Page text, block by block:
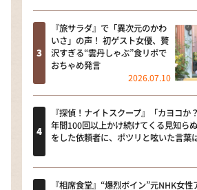
『旅サラダ』で「異次元のかわ
いさ」の声！ 初ゲスト女優、贅
沢すぎる“雲丹しゃぶ”食リポで
おちゃめ発言
2026.07.10
『探偵！ナイトスクープ』「カヨコか
年間100回以上かけ続けてくる見知ら
をした依頼者に、ポツリと呟いた言葉
『相席食堂』“爆烈ボイン”元NHK女